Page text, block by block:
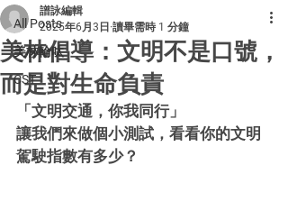
All Posts
美林輪呔
CST
美林倡導：文明不是口號，
而是對生命負責
譜詠編輯
2025年6月3日 讀畢需時 1 分鐘
「文明交通，你我同行」
讓我們來做個小測試，看看你的文明
駕駛指數有多少？